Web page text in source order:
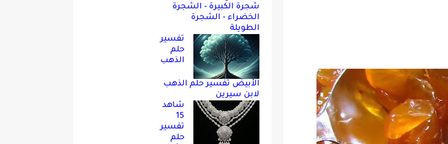
شجرة الكبيرة - الشجرة
الخضراء - الشجرة
الطويلة
تفسير
حلم
الذهب
الأبيض تفسير حلم الذهب
لابن سيرين
شاهد
15
تفسير
حلم